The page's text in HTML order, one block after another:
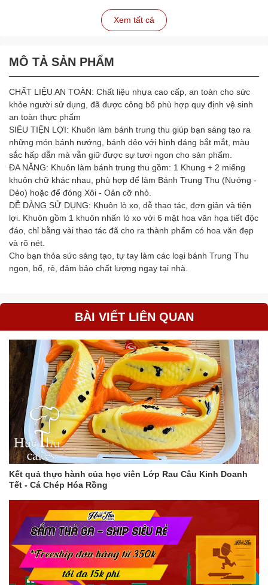
Xem tất cả
MÔ TẢ SẢN PHẨM
CHẤT LIỆU AN TOÀN: Chất liệu nhựa cao cấp, an toàn cho sức
khỏe người sử dụng, đã được công bố phù hợp quy định vệ sinh
an toàn thực phẩm
SIÊU TIỆN LỢI: Khuôn làm bánh trung thu giúp bạn sáng tạo ra
những món bánh nướng, bánh dẻo với hình dáng bắt mắt, màu
sắc hấp dẫn mà vẫn giữ được sự tươi ngon cho sản phẩm.
ĐA NĂNG: Khuôn làm bánh trung thu gồm: 1 Khung + 2 miếng
khuôn chữ khác nhau, phù hợp để làm Bánh Trung Thu (Nướng -
Dẻo) hoặc để đóng Xôi - Oản cỡ nhỏ.
DỄ DÀNG SỬ DỤNG: Khuôn lò xo, dễ thao tác, đơn giản và tiện
lợi. Khuôn gồm 1 khuôn nhấn lò xo với 6 mặt hoa văn họa tiết độc
đáo, chỉ bằng vài thao tác đã cho ra thành phẩm có hoa văn đẹp
và rõ nét.
Cho bạn thỏa sức sáng tạo, tự tay làm các loại bánh Trung Thu
ngon, bổ, rẻ, đảm bảo chất lượng ngay tại nhà.
BÀI VIẾT LIÊN QUAN
Kết quả thực hành của học viên Lớp Rau Câu Kinh Doanh
Tết - Cá Chép Hóa Rồng